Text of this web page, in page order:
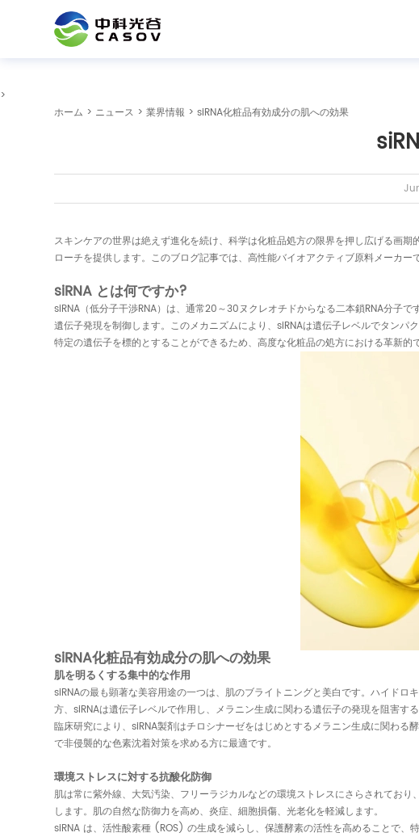
>
ホーム > ニュース >業界情報 > siRNA化粧品有効成分の肌への効果
スキンケアの世界は絶えず進化を続け、科学は化粧品処方の限界を押し広げる画
ローチを提供します。このブログ記事では、高性能バイオアクティブ原料メーカー
siRNA とは何ですか?
siRNA（低分子干渉RNA）は、通常20～30ヌクレオチドからなる二本鎖RNA分子
遺伝子発現を制御します。このメカニズムにより、siRNAは遺伝子レベルでタン
特定の遺伝子を標的とすることができるため、高度な化粧品の処方における革新的
siRNA化粧品有効成分の肌への効果
肌を明るくする集中的な作用
siRNAの最も顕著な美容用途の一つは、肌のブライトニングと美白です。ハイド
方、siRNAは遺伝子レベルで作用し、メラニン生成に関わる遺伝子の発現を阻害
臨床研究により、siRNA製剤はチロシナーゼをはじめとするメラニン生成に関わ
で非侵襲的な色素沈着対策を求める方に最適です。
環境ストレスに対する抗酸化防御
肌は常に紫外線、大気汚染、フリーラジカルなどの環境ストレスにさらされてお
します。肌の自然な防御力を高め、炎症、細胞損傷、光老化を軽減します。
siRNA は、活性酸素種 (ROS) の生成を減らし、保護酵素の活性を高めることで、